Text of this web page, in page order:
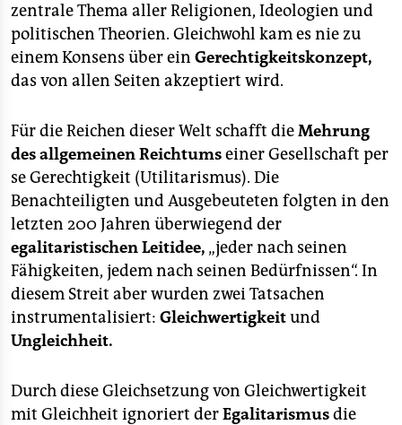
verlag
verlag
veranstaltungen
shop
fragen & hilfe
unterstützen
abo
genossenschaft
epaper login
zentrale Thema aller Religionen, Ideologien und
politischen Theorien. Gleichwohl kam es nie zu
einem Konsens über ein Gerechtigkeitskonzept,
das von allen Seiten akzeptiert wird.
Für die Reichen dieser Welt schafft dieMehrung
des allgemeinen Reichtumseiner Gesellschaft per
se Gerechtigkeit (Utilitarismus). Die
Benachteiligten und Ausgebeuteten folgten in den
letzten 200 Jahren überwiegend der
egalitaristischen Leitidee, „jeder nach seinen
Fähigkeiten, jedem nach seinen Bedürfnissen“. In
diesem Streit aber wurden zwei Tatsachen
instrumentalisiert: Gleichwertigkeitund
Ungleichheit.
Durch diese Gleichsetzung von Gleichwertigkeit
mit Gleichheit ignoriert derEgalitarismusdie